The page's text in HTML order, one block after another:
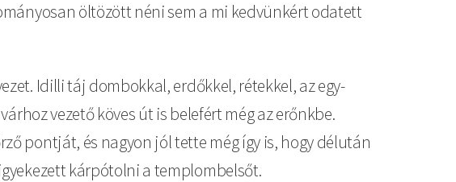
öltözött néni sem a mi kedvünkért odatett
Idilli táj dombokkal, erdőkkel, rétekkel, az egy-
vezető köves út is belefért még az erőnkbe.
pontját, és nagyon jól tette még így is, hogy délután
kárpótolni a templombelsőt.